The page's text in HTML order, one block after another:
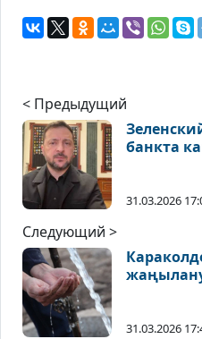
< Предыдущий
31.03.2026
Следующий >
31.03.2026